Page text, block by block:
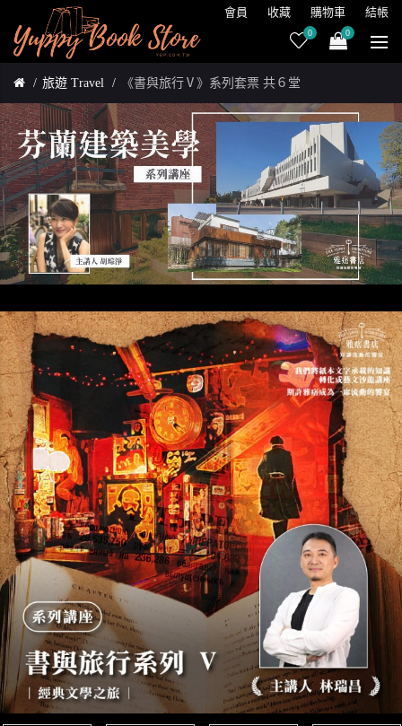
會員 收藏 購物車 結帳
0 0
旅遊 Travel 《書與旅行Ⅴ》系列套票 共６堂